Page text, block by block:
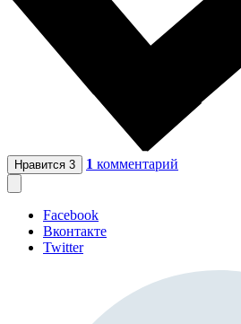
Нравится 3 1 комментарий
Facebook
Вконтакте
Twitter